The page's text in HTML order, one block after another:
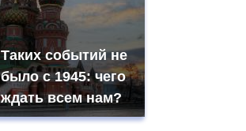
Таких событий не
было с 1945: чего
ждать всем нам?